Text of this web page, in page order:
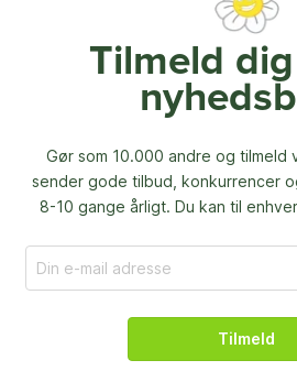
Tilmeld
Gør som 10.000 andre og tilmeld
sender gode tilbud, konkurrencer
8-10 gange årligt. Du kan til
Tilmeld